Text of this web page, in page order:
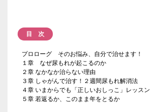
目 次
プロローグ そのお悩み、自分で治せます！
１章 なぜ尿もれが起こるのか
２章 なかなか治らない理由
３章 しゃがんで治す！２週間尿もれ解消法
４章 いまからでも「正しいおしっこ」レッスン
５章 若返るか、このまま年をとるか